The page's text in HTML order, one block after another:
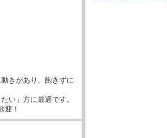
きがあり、飽きずに
い」方に最適です。
迎！